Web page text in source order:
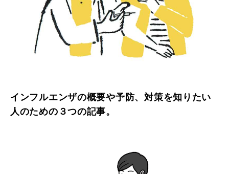
インフルエンザの概要や予防、対策を知りたい
人のための３つの記事。